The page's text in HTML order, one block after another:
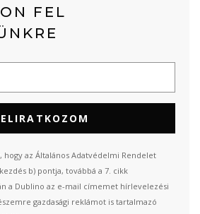
FEL
hogy az Általános Adatvédelmi Rendelet
b) pontja, továbbá a 7. cikk
a Dublino az e-mail címemet hírlevelezési
gazdasági reklámot is tartalmazó